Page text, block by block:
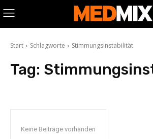
Start Schlagworte Stimmungsinstabilität
Tag:
Keine Beiträge vorhanden